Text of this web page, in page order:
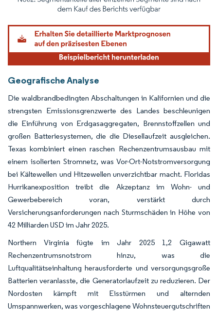
Bild © Mordor Intelligence. Wiederverwendung erfordert Namensnennung
Geografische Analyse
Die waldbrandbedingten Abschaltungen in Kalifornien und die
strengsten Emissionsgrenzwerte des Landes beschleunigen
die Einführung von Erdgasaggregaten, Brennstoffzellen und
großen Batteriesystemen, die die Diesellaufzeit ausgleichen.
Texas kombiniert einen raschen Rechenzentrumsausbau mit
einem isolierten Stromnetz, was Vor-Ort-Notstromversorgung
bei Kältewellen und Hitzewellen unverzichtbar macht. Floridas
Hurrikanexposition treibt die Akzeptanz im Wohn- und
Gewerbebereich voran, verstärkt durch
Versicherungsanforderungen nach Sturmschäden in Höhe von
42 Milliarden USD im Jahr 2025.
Northern Virginia fügte im Jahr 2025 1,2 Gigawatt
Rechenzentrumsnotstrom hinzu, was die
Luftqualitätseinhaltung herausforderte und versorgungsgroße
Batterien veranlasste, die Generatorlaufzeit zu reduzieren. Der
Nordosten kämpft mit Eisstürmen und alternden
Umspannwerken, was vorgeschlagene Wohnsteuergutschriften